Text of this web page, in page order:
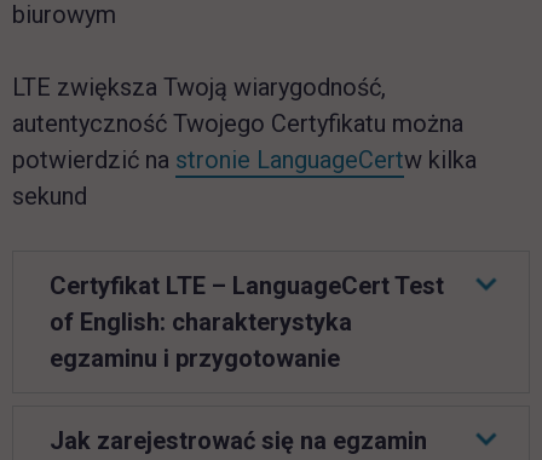
biurowym
LTE zwiększa Twoją wiarygodność,
autentyczność Twojego Certyfikatu można
potwierdzić na stronie LanguageCertlink otwiera
w kilka
sekund
Certyfikat LTE – LanguageCertTest
of English: charakterystyka
egzaminu i przygotowanie
Jak zarejestrować się na egzamin